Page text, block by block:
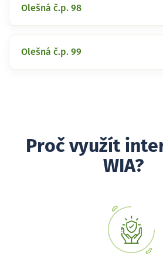
Olešná č.p. 98
Olešná č.p. 99
Proč využít
WIA?